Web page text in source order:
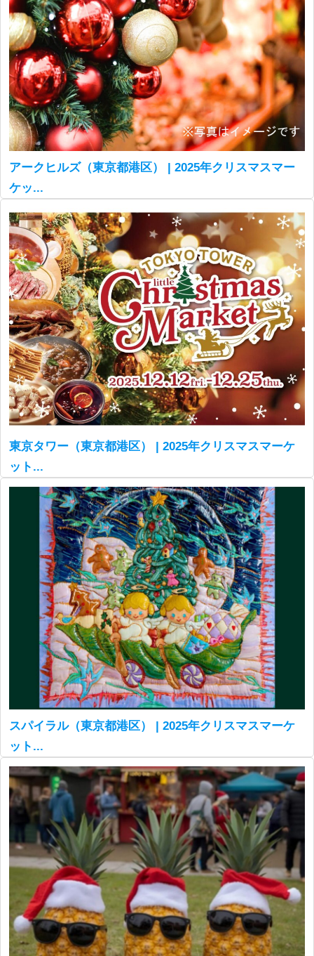
アークヒルズ（東京都港区） | 2025年クリスマスマー
ケッ...
東京タワー（東京都港区） | 2025年クリスマスマーケ
ット...
スパイラル（東京都港区） | 2025年クリスマスマーケ
ット...